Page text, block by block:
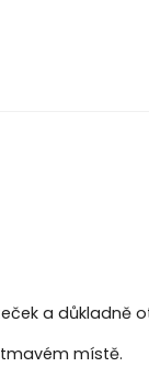
a důkladně
místě.